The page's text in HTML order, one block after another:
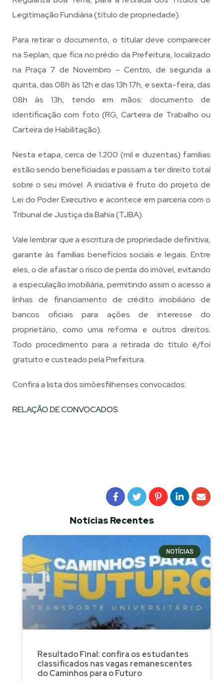
Legitimação Fundiária (título de propriedade).
Para retirar o documento, o titular deve comparecer
na Seplan, que fica no prédio da Prefeitura, localizado
na Praça 7 de Novembro – Centro, de segunda a
quinta, das 08h às 12h e das 13h 17h, e sexta-feira, das
08h às 13h, tendo em mãos: documento de
identificação com foto (RG, Carteira de Trabalho ou
Carteira de Habilitação).
Nesta etapa, cerca de 1.200 (mil e duzentas) famílias
estão sendo beneficiadas e passam a ter direito total
sobre o seu imóvel. A iniciativa é fruto do projeto de
Lei do Poder Executivo e acontece em parceria com o
Tribunal de Justiça da Bahia (TJBA).
Vale lembrar que a escritura de propriedade definitiva,
garante às famílias benefícios sociais e legais. Entre
eles, o de afastar o risco de perda do imóvel, evitando
a especulação imobiliária, permitindo assim o acesso a
linhas de financiamento de crédito imobiliário de
bancos oficiais para ações de interesse do
proprietário, como uma reforma e outros direitos.
Todo procedimento para a retirada do título é/foi
gratuito e custeado pela Prefeitura.
Confira a lista dos simõesfilhenses convocados:
RELAÇÃO DE CONVOCADOS
Notícias Recentes
NOTÍCIAS
Resultado Final: confira os estudantes
classificados nas vagas remanescentes
do Caminhos para o Futuro